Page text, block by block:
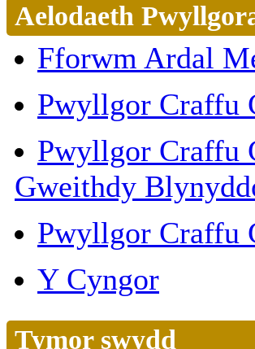
Aelodaeth
Fforwm Ardal
Pwyllgor Craffu
Pwyllgor Craffu
Gweithdy
Pwyllgor Craffu
Y Cyngor
Tymor swydd